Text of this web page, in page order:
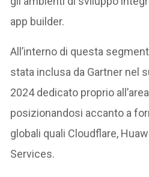
app builder.
All’interno di questa
stata inclusa da Gartner nel
2024 dedicato proprio
posizionandosi accanto a
globali quali Cloudflare,
Services.